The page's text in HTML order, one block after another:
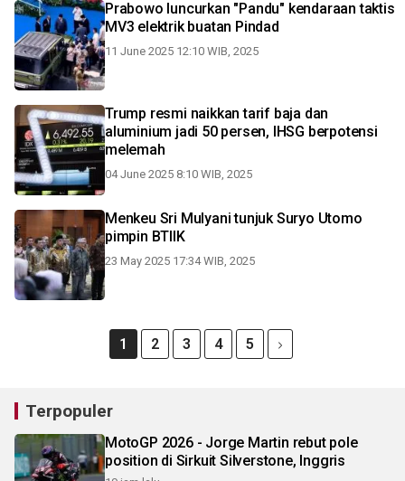
Prabowo luncurkan "Pandu" kendaraan taktis
MV3 elektrik buatan Pindad
11 June 2025 12:10 WIB, 2025
Trump resmi naikkan tarif baja dan
aluminium jadi 50 persen, IHSG berpotensi
melemah
04 June 2025 8:10 WIB, 2025
Menkeu Sri Mulyani tunjuk Suryo Utomo
pimpin BTIIK
23 May 2025 17:34 WIB, 2025
1 2 3 4 5
Terpopuler
MotoGP 2026 - Jorge Martin rebut pole
position di Sirkuit Silverstone, Inggris